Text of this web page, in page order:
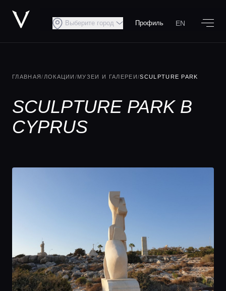
Выберите город Профиль EN
ГЛАВНАЯ/ ЛОКАЦИИ /МУЗЕИ И ГАЛЕРЕИ/SCULPTURE PARK
SCULPTURE PARK В
CYPRUS